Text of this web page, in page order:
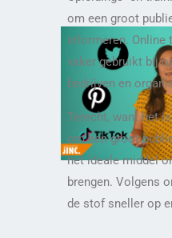
om een groot
informeren. Online
vaker gebruikt bij
bedrijven en
Terecht, want het
om een groot
het ideale middel
brengen. Volgens
de stof sneller op